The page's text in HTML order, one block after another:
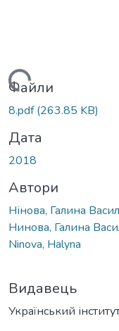
Вантажиться...
Файли
8.pdf(263.85 KB)
Дата
2018
Автори
Нінова, Галина
Нинова, Галина
Ninova, Halyna
Видавець
Український